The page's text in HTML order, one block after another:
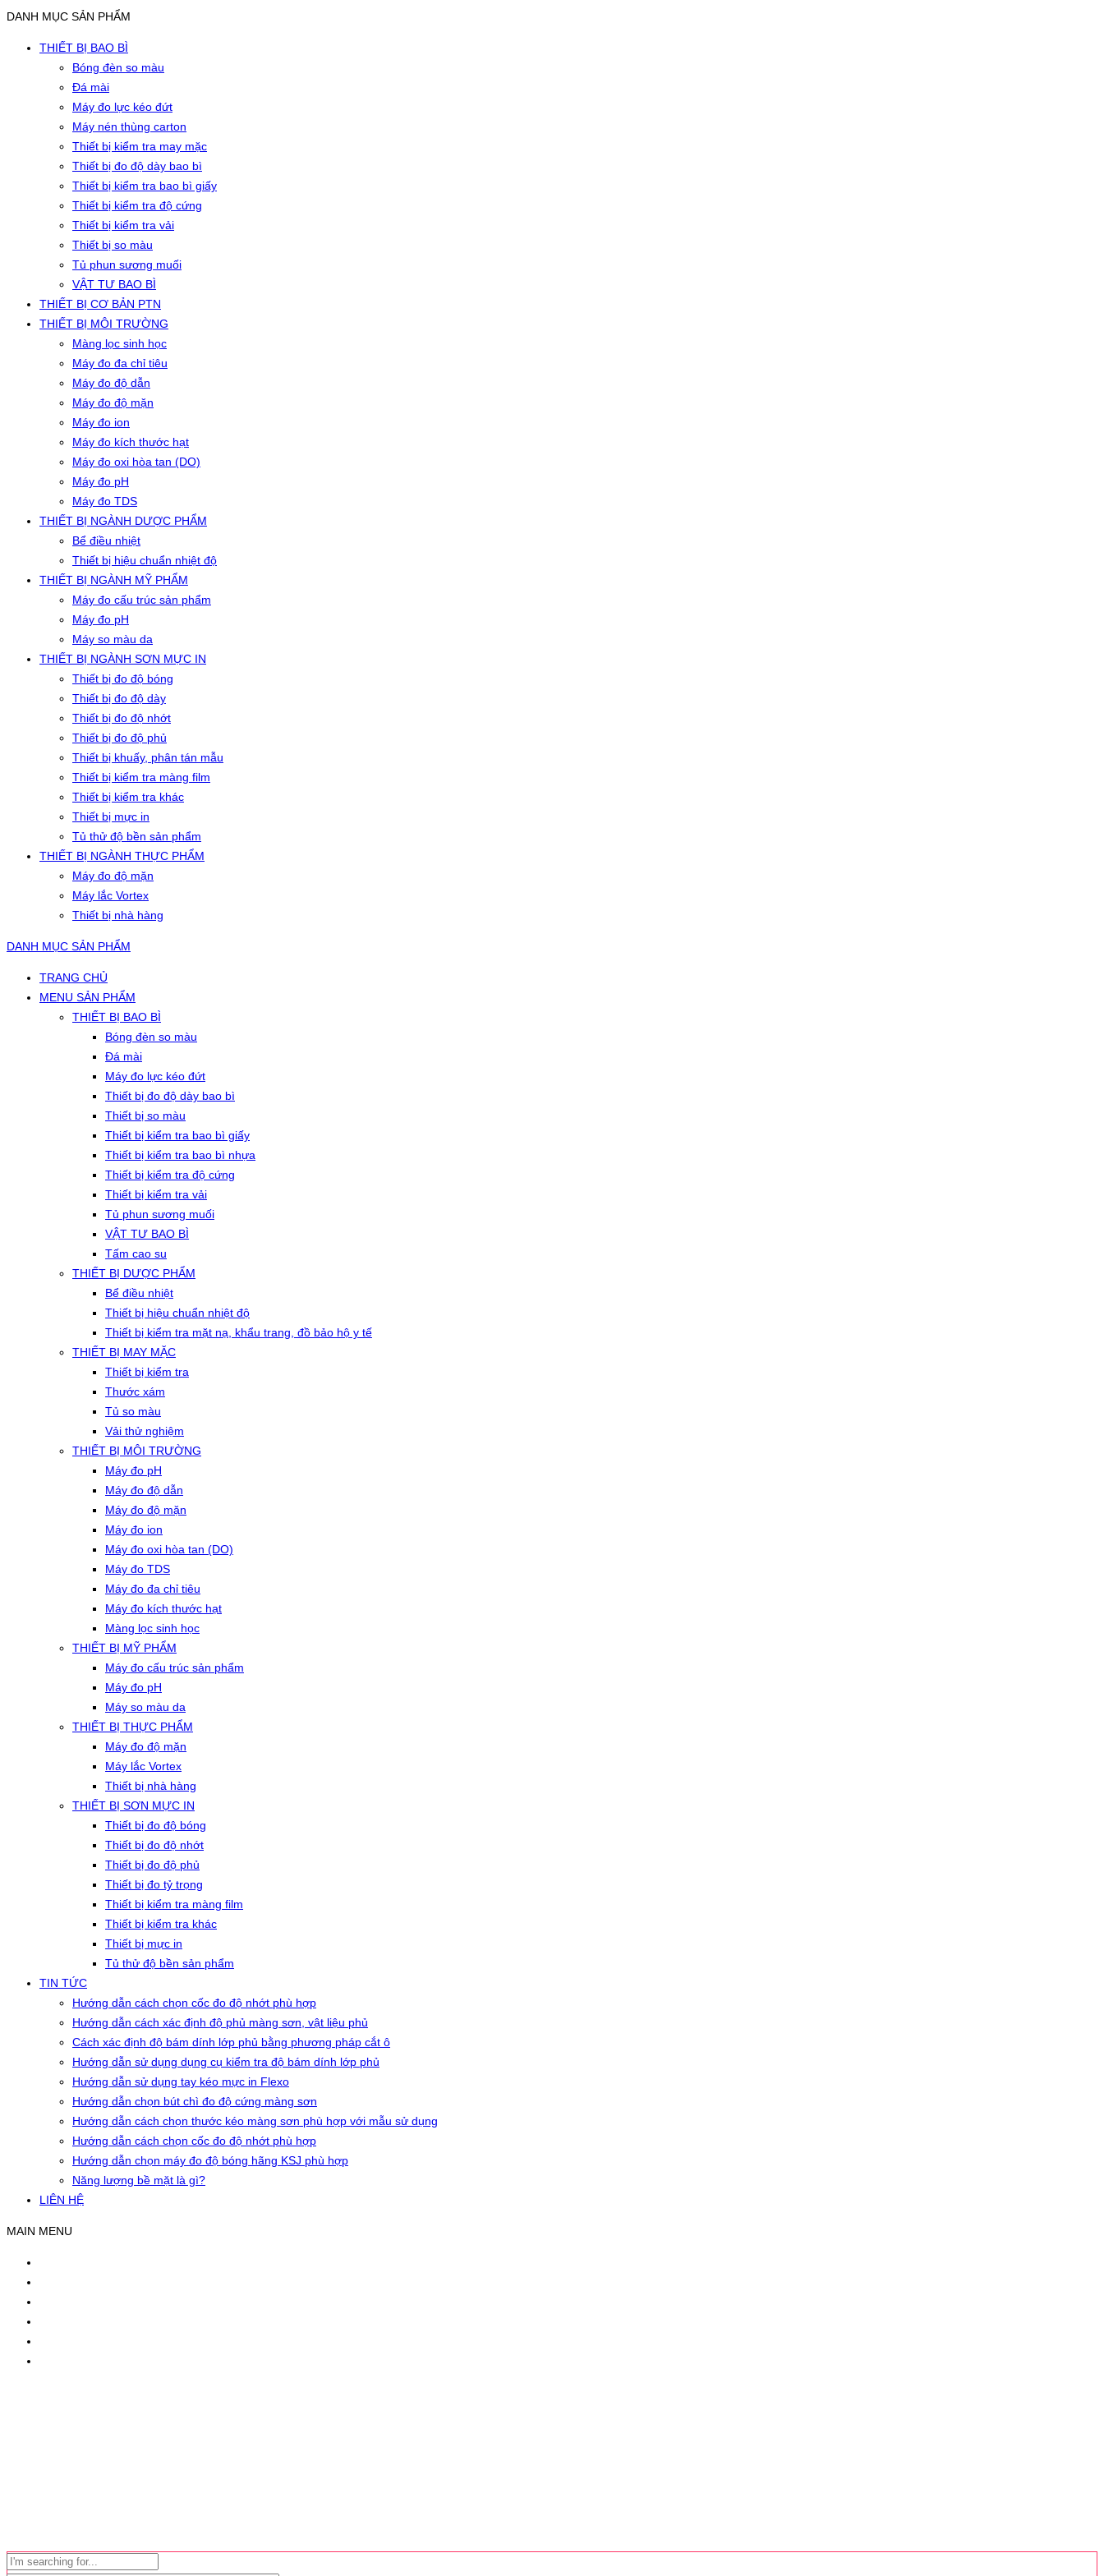
DANH MỤC SẢN PHẨM
THIẾT BỊ BAO BÌ
Bóng đèn so màu
Đá mài
Máy đo lực kéo đứt
Máy nén thùng carton
Thiết bị kiểm tra may mặc
Thiết bị đo độ dày bao bì
Thiết bị kiểm tra bao bì giấy
Thiết bị kiểm tra độ cứng
Thiết bị kiểm tra vải
Thiết bị so màu
Tủ phun sương muối
VẬT TƯ BAO BÌ
THIẾT BỊ CƠ BẢN PTN
THIẾT BỊ MÔI TRƯỜNG
Màng lọc sinh học
Máy đo đa chỉ tiêu
Máy đo độ dẫn
Máy đo độ mặn
Máy đo ion
Máy đo kích thước hạt
Máy đo oxi hòa tan (DO)
Máy đo pH
Máy đo TDS
THIẾT BỊ NGÀNH DƯỢC PHẨM
Bể điều nhiệt
Thiết bị hiệu chuẩn nhiệt độ
THIẾT BỊ NGÀNH MỸ PHẨM
Máy đo cấu trúc sản phẩm
Máy đo pH
Máy so màu da
THIẾT BỊ NGÀNH SƠN MỰC IN
Thiết bị đo độ bóng
Thiết bị đo độ dày
Thiết bị đo độ nhớt
Thiết bị đo độ phủ
Thiết bị khuấy, phân tán mẫu
Thiết bị kiểm tra màng film
Thiết bị kiểm tra khác
Thiết bị mực in
Tủ thử độ bền sản phẩm
THIẾT BỊ NGÀNH THỰC PHẨM
Máy đo độ mặn
Máy lắc Vortex
Thiết bị nhà hàng
DANH MỤC SẢN PHẨM
TRANG CHỦ
MENU SẢN PHẨM
THIẾT BỊ BAO BÌ
Bóng đèn so màu
Đá mài
Máy đo lực kéo đứt
Thiết bị đo độ dày bao bì
Thiết bị so màu
Thiết bị kiểm tra bao bì giấy
Thiết bị kiểm tra bao bì nhựa
Thiết bị kiểm tra độ cứng
Thiết bị kiểm tra vải
Tủ phun sương muối
VẬT TƯ BAO BÌ
Tấm cao su
THIẾT BỊ DƯỢC PHẨM
Bể điều nhiệt
Thiết bị hiệu chuẩn nhiệt độ
Thiết bị kiểm tra mặt nạ, khẩu trang, đồ bảo hộ y tế
THIẾT BỊ MAY MẶC
Thiết bị kiểm tra
Thước xám
Tủ so màu
Vải thử nghiệm
THIẾT BỊ MÔI TRƯỜNG
Máy đo pH
Máy đo độ dẫn
Máy đo độ mặn
Máy đo ion
Máy đo oxi hòa tan (DO)
Máy đo TDS
Máy đo đa chỉ tiêu
Máy đo kích thước hạt
Màng lọc sinh học
THIẾT BỊ MỸ PHẨM
Máy đo cấu trúc sản phẩm
Máy đo pH
Máy so màu da
THIẾT BỊ THỰC PHẨM
Máy đo độ mặn
Máy lắc Vortex
Thiết bị nhà hàng
THIẾT BỊ SƠN MỰC IN
Thiết bị đo độ bóng
Thiết bị đo độ nhớt
Thiết bị đo độ phủ
Thiết bị đo tỷ trọng
Thiết bị kiểm tra màng film
Thiết bị kiểm tra khác
Thiết bị mực in
Tủ thử độ bền sản phẩm
TIN TỨC
Hướng dẫn cách chọn cốc đo độ nhớt phù hợp
Hướng dẫn cách xác định độ phủ màng sơn, vật liệu phủ
Cách xác định độ bám dính lớp phủ bằng phương pháp cắt ô
Hướng dẫn sử dụng dụng cụ kiểm tra độ bám dính lớp phủ
Hướng dẫn sử dụng tay kéo mực in Flexo
Hướng dẫn chọn bút chì đo độ cứng màng sơn
Hướng dẫn cách chọn thước kéo màng sơn phù hợp với mẫu sử dụng
Hướng dẫn cách chọn cốc đo độ nhớt phù hợp
Hướng dẫn chọn máy đo độ bóng hãng KSJ phù hợp
Năng lượng bề mặt là gì?
LIÊN HỆ
MAIN MENU